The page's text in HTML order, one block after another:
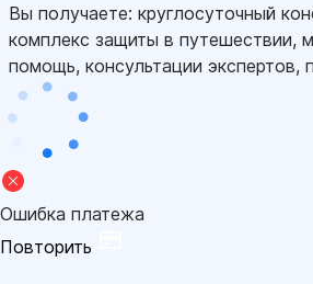
Вы получаете: круглосуточный
комплекс защиты в путешествии,
помощь, консультации экспертов,
Ошибка платежа
Повторить